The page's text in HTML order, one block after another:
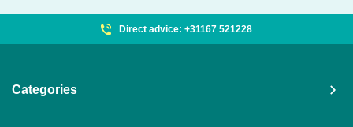
Direct advice: +31167 521228
Categories